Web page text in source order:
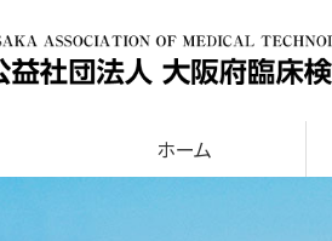
ホーム